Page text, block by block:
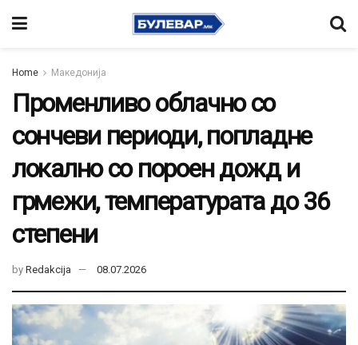
Home Македонија
Променливо облачно со
сончеви периоди, попладне
локално со пороен дожд и
грмежи, температурата до 36
степени
by Redakcija 08.07.2026